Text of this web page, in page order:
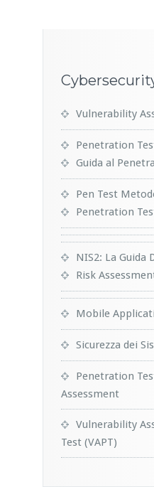
Vulnerability
Penetration
Guida al
Pen Test
Penetration
NIS2: La Guida
Risk
Mobile
Sicurezza dei
Penetration
Assessment
Vulnerability
Test (VAPT)